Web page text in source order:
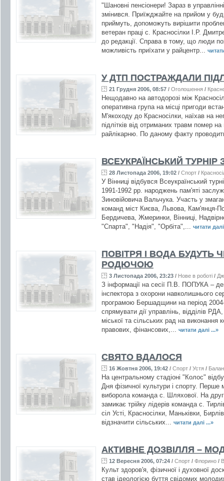
"Шановні пенсіонери! Зараз в
змінився. Приїжджайте на прийом у
приймуть, допоможуть вирішити
ветеран праці с. Красносілки І.Р.
до редакції. Справа в тому, що люди
можливість приїхати у райцентр...
У ДТП ПОСТРАЖДАЛИ
21 Грудня 2006, 08:57 / Оголошення /
Нещодавно на автодорозі між
оперативна група на місці пригоди
М'якоходу до Красносілки, наїхав на
підлітків від отриманих травм помер
райлікарню. По даному факту
ВСЕУКРАЇНСЬКИЙ ТУРНІР
28 Листопада 2006, 19:02 / Спорт /
У Вінниці відбувся Всеукраїнський
1991-1992 рр. народжень пам'яті
Зиновійовича Вальчука. Участь у
команд міст Києва, Львова, Кам'янця-
Бердичева, Жмеринки, Вінниці,
"Спарта", "Надія", "Орбіта",... читати
ПОВІТРЯ І ВОДА БУДУТЬ
РОДЮЧОЮ
3 Листопада 2006, 23:23 / Нове в роботі /
З інформації на сесії П.В. ПОПУКА –
інспектора з охорони навколишнього
програмою Бершадщини на період
спрямувати дії управлінь, відділів
міської та сільських рад на виконання
правових, фінансових,... читати далі ...»
СВЯТО ВДАЛОСЯ
16 Жовтня 2006, 19:42 / Спорт / Устя /
На центральному стадіоні "Колос"
Дня фізичної культури і спорту. Перше
виборола команда с. Шляхової. На
замикає трійку лідерів команда с.
сіл Усті, Красносілки, Маньківки,
відзначити сільських... читати далі ...»
АКТИВНЕ ДОЗВІЛЛЯ –
12 Вересня 2006, 07:24 / Спорт / Флорино /
Культ здоров'я, фізичної і духовної
став ідеологією буття свідомих